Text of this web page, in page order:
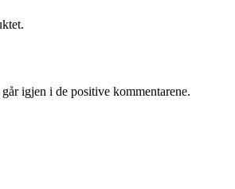
igjen i de positive kommentarene.